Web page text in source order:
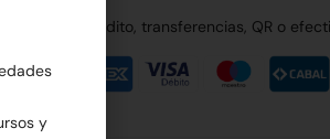
débito, crédito, transferencias, QR o
y